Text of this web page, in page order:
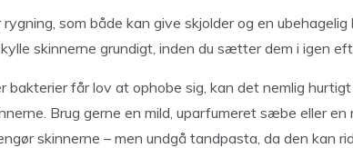
som både kan give skjolder og en
skinnerne grundigt, inden du sætter dem i igen
bakterier får lov at ophobe sig, kan det nemlig
Brug gerne en mild, uparfumeret sæbe eller
skinnerne – men undgå tandpasta, da den kan